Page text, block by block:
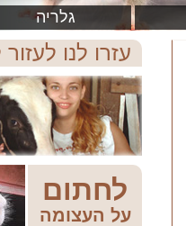
גלריה
עזרו לנו
לחתום
על העצומה